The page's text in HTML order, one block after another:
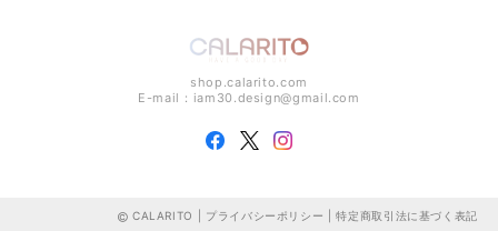
shop.calarito.com
E-mail： iam30.design@gmail.com
CALARITO | プライバシーポリシー |特定商取引法に基づく表記